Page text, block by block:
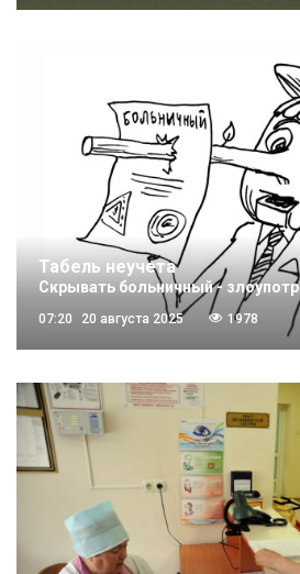
Табель неучета
Скрывать больничный -
07:20 20 августа 2025 1978